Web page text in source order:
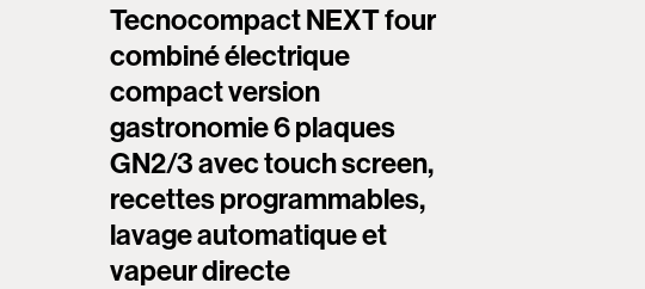
Tecnocompact NEXT four
combiné électrique
compact version
gastronomie 6 plaques
GN2/3 avec touch screen,
recettes programmables,
lavage automatique et
vapeur directe